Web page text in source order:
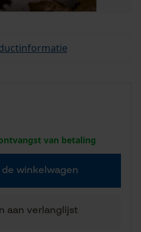
van betaling
de winkelwagen
aan verlanglijst